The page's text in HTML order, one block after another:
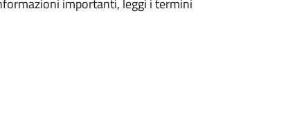
importanti, leggi i termini